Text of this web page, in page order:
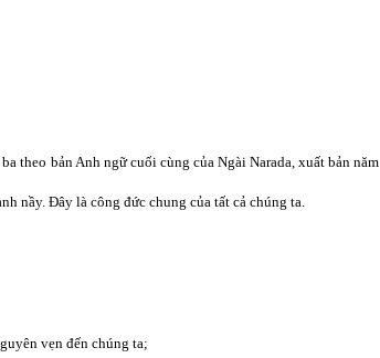
theo bản Anh ngữ cuối cùng của Ngài Narada, xuất bản năm
nầy. Đây là công đức chung của tất cả chúng ta.
vẹn đến chúng ta;